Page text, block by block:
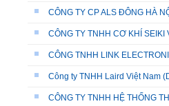
CÔNG TY CP ALS ĐÔNG HÀ
CÔNG TY TNHH CƠ KHÍ SEIKI
CÔNG TNHH LINK
Công ty TNHH Laird Việt Nam
CÔNG TY TNHH HỆ THỐNG